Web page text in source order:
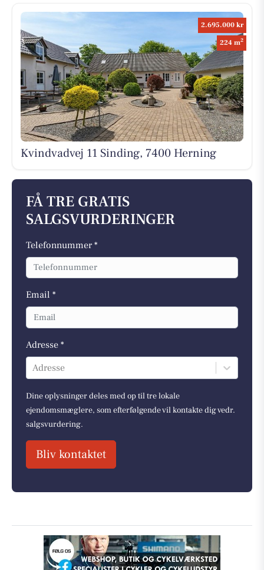
2.695.000 kr
224 m2
Kvindvadvej 11 Sinding, 7400 Herning
FÅ TRE GRATIS
SALGSVURDERINGER
Telefonnummer *
Email *
Adresse *
Adresse
Dine oplysninger deles med op til tre lokale
ejendomsmæglere, som efterfølgende vil kontakte dig vedr.
salgsvurdering.
Bliv kontaktet